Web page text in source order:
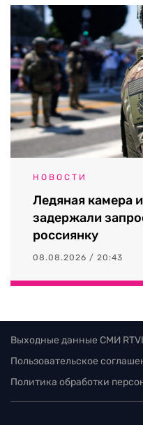
НОВОСТИ
Ледяная камера
задержали
россиянку
08.08.2026 / 20:43
Выходные данные СМИ RTVI
Пользовательское
Политика обработки